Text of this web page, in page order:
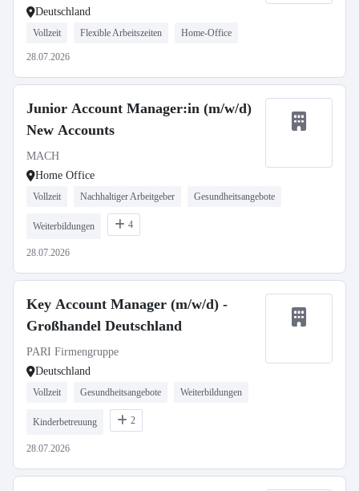
Deutschland
Vollzeit Flexible Arbeitszeiten Home-Office
28.07.2026
Junior Account Manager:in (m/w/d)
New Accounts
MACH
Home Office
Vollzeit Nachhaltiger Arbeitgeber Gesundheitsangebote
Weiterbildungen 4
28.07.2026
Key Account Manager (m/w/d) -
Großhandel Deutschland
PARI Firmengruppe
Deutschland
Vollzeit Gesundheitsangebote Weiterbildungen
Kinderbetreuung 2
28.07.2026